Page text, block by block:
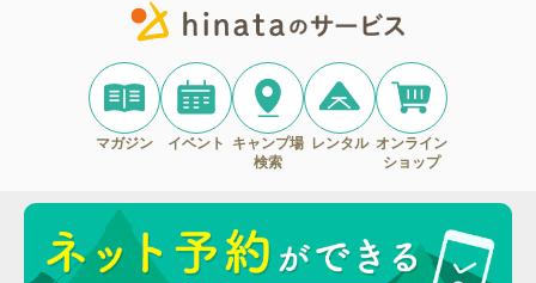
マガジン イベント
キャンプ場
検索
レンタル オンライン
ショップ